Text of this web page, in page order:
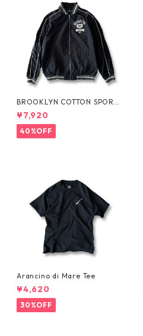
BROOKLYN COTTON SPORT
JKT by Polo Ralph Lauren
¥7,920
40%OFF
Arancino di Mare Tee
¥4,620
30%OFF